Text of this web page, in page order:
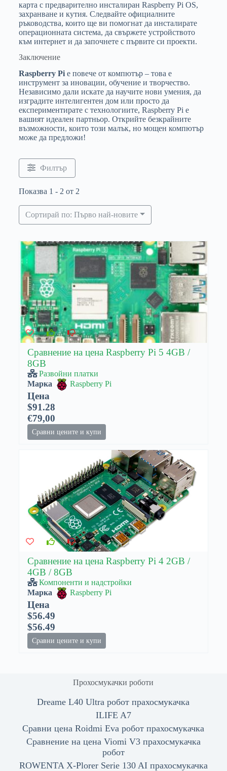
карта с предварително инсталиран Raspberry Pi OS,
захранване и кутия. Следвайте официалните
ръководства, които ще ви помогнат да инсталирате
операционната система, да свържете устройството
към интернет и да започнете с първите си проекти.
Заключение
Raspberry Piе повече от компютър – това е
инструмент за иновации, обучение и творчество.
Независимо дали искате да научите нови умения, да
изградите интелигентен дом или просто да
експериментирате с технологиите, Raspberry Pi е
вашият идеален партньор. Открийте безкрайните
възможности, които този малък, но мощен компютър
може да предложи!
Филтър
Показва 1 - 2 от 2
Сортирай по: Първо най-новите
Сравнение на цена Raspberry Pi 5 4GB /
8GB
Развойни платки
Марка
Raspberry Pi
Цена
$91.28
€79,00
Сравни цените и купи
Сравнение на цена Raspberry Pi 4 2GB /
4GB / 8GB
Компоненти и надстройки
Марка
Raspberry Pi
Цена
$56.49
$56.49
Сравни цените и купи
Прохосмукачки роботи
Dreame L40 Ultra робот прахосмукачка
ILIFE A7
Сравни цена Roidmi Eva робот прахосмукачка
Сравнение на цена Viomi V3 прахосмукачка
робот
ROWENTA X-Plorer Serie 130 AI прахосмукачка